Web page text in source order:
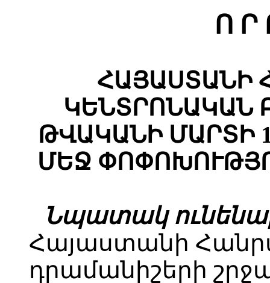
Ո Ր
ՀԱՅԱՍՏԱՆԻ
ԿԵՆՏՐՈՆԱԿԱՆ
ԹՎԱԿԱՆԻ ՄԱՐՏԻ
ՄԵՋ
Նպատակ
Հայաստանի
դրամանիշերի